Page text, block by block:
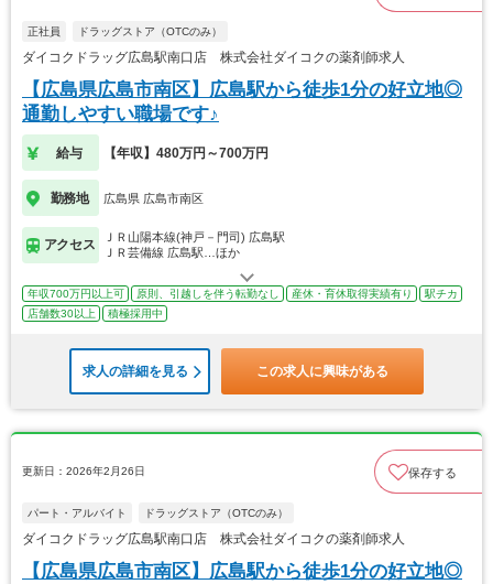
正社員 ドラッグストア（OTCのみ）
ダイコクドラッグ広島駅南口店 株式会社ダイコクの薬剤師求人
【広島県広島市南区】広島駅から徒歩1分の好立地◎
通勤しやすい職場です♪
給与 【年収】480万円～700万円
勤務地 広島県 広島市南区
アクセス
ＪＲ山陽本線(神戸－門司) 広島駅
ＪＲ芸備線 広島駅…ほか
年収700万円以上可 原則、引越しを伴う転勤なし 産休・育休取得実績有り
駅チカ
店舗数30以上
積極採用中
求人の詳細を見る この求人に興味がある
更新日：2026年2月26日 保存する
パート・アルバイト ドラッグストア（OTCのみ）
ダイコクドラッグ広島駅南口店 株式会社ダイコクの薬剤師求人
【広島県広島市南区】広島駅から徒歩1分の好立地◎